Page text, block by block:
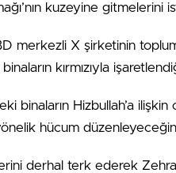
kuzeyine gitmelerini
merkezli X şirketinin
kırmızıyla
binaların Hizbullah’a
hücum
derhal terk ederek